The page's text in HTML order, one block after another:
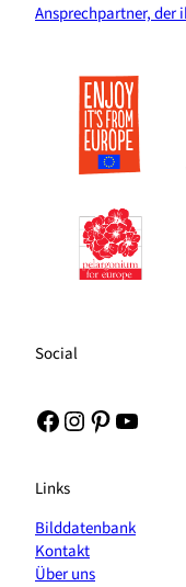
Ansprechpartner, der
Social
Facebook Instagram Pinterest YouTube
Links
Bilddatenbank
Kontakt
Über uns